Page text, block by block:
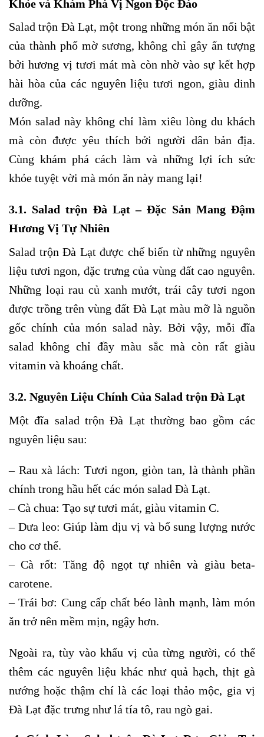
Khỏe và Khám Phá Vị Ngon Độc Đáo
Salad trộn Đà Lạt, một trong những món ăn nổi bật
của thành phố mờ sương, không chỉ gây ấn tượng
bởi hương vị tươi mát mà còn nhờ vào sự kết hợp
hài hòa của các nguyên liệu tươi ngon, giàu dinh
dưỡng.
Món salad này không chỉ làm xiêu lòng du khách
mà còn được yêu thích bởi người dân bản địa.
Cùng khám phá cách làm và những lợi ích sức
khỏe tuyệt vời mà món ăn này mang lại!
3.1. Salad trộn Đà Lạt – Đặc Sản Mang Đậm
Hương Vị Tự Nhiên
Salad trộn Đà Lạt được chế biến từ những nguyên
liệu tươi ngon, đặc trưng của vùng đất cao nguyên.
Những loại rau củ xanh mướt, trái cây tươi ngon
được trồng trên vùng đất Đà Lạt màu mỡ là nguồn
gốc chính của món salad này. Bởi vậy, mỗi đĩa
salad không chỉ đầy màu sắc mà còn rất giàu
vitamin và khoáng chất.
3.2. Nguyên Liệu Chính Của Salad trộn Đà Lạt
Một đĩa salad trộn Đà Lạt thường bao gồm các
nguyên liệu sau:
– Rau xà lách: Tươi ngon, giòn tan, là thành phần
chính trong hầu hết các món salad Đà Lạt.
– Cà chua: Tạo sự tươi mát, giàu vitamin C.
– Dưa leo: Giúp làm dịu vị và bổ sung lượng nước
cho cơ thể.
– Cà rốt: Tăng độ ngọt tự nhiên và giàu beta-
carotene.
– Trái bơ: Cung cấp chất béo lành mạnh, làm món
ăn trở nên mềm mịn, ngậy hơn.
Ngoài ra, tùy vào khẩu vị của từng người, có thể
thêm các nguyên liệu khác như quả hạch, thịt gà
nướng hoặc thậm chí là các loại thảo mộc, gia vị
Đà Lạt đặc trưng như lá tía tô, rau ngò gai.